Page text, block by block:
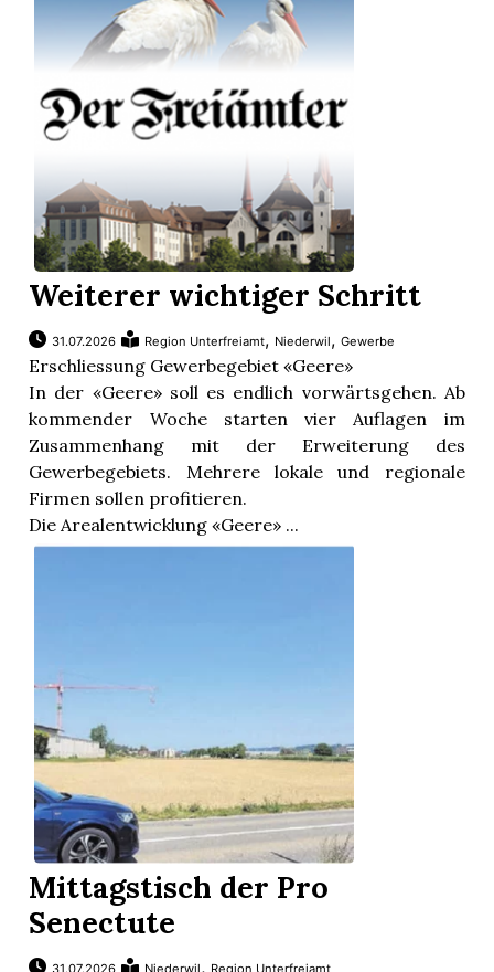
Weiterer wichtiger Schritt
31.07.2026 Region Unterfreiamt, Niederwil,Gewerbe
Erschliessung Gewerbegebiet «Geere»
In der «Geere» soll es endlich vorwärtsgehen. Ab
kommender Woche starten vier Auflagen im
Zusammenhang mit der Erweiterung des
Gewerbegebiets. Mehrere lokale und regionale
Firmen sollen profitieren.
Die Arealentwicklung «Geere» ...
Mittagstisch der Pro
Senectute
31.07.2026 Niederwil, Region Unterfreiamt